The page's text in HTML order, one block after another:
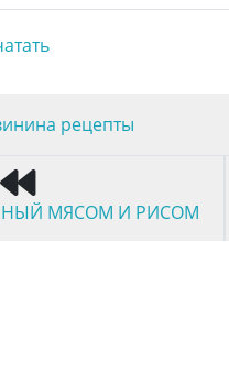
рецепты
МЯСОМ И РИСОМ